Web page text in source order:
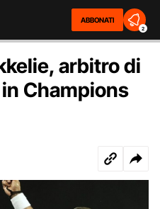
ABBONATI
2
arbitro di
Champions